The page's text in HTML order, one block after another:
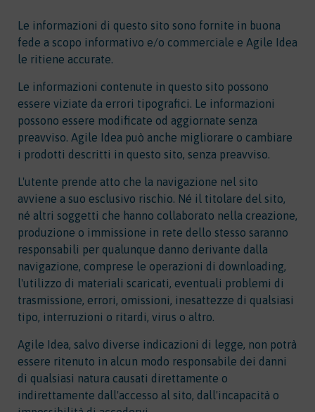
Le informazioni di questo sito sono fornite in buona
fede a scopo informativo e/o commerciale e Agile Idea
le ritiene accurate.
Le informazioni contenute in questo sito possono
essere viziate da errori tipografici. Le informazioni
possono essere modificate od aggiornate senza
preavviso. Agile Idea può anche migliorare o cambiare
i prodotti descritti in questo sito, senza preavviso.
L'utente prende atto che la navigazione nel sito
avviene a suo esclusivo rischio. Né il titolare del sito,
né altri soggetti che hanno collaborato nella creazione,
produzione o immissione in rete dello stesso saranno
responsabili per qualunque danno derivante dalla
navigazione, comprese le operazioni di downloading,
l'utilizzo di materiali scaricati, eventuali problemi di
trasmissione, errori, omissioni, inesattezze di qualsiasi
tipo, interruzioni o ritardi, virus o altro.
Agile Idea, salvo diverse indicazioni di legge, non potrà
essere ritenuto in alcun modo responsabile dei danni
di qualsiasi natura causati direttamente o
indirettamente dall'accesso al sito, dall'incapacità o